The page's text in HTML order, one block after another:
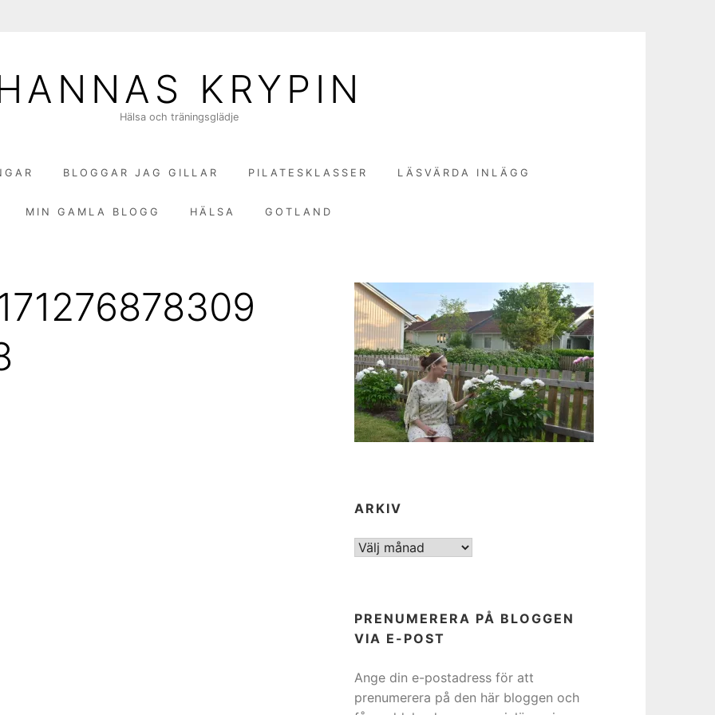
KRYPIN
Hälsa och träningsglädje
BLOGGAR JAG GILLAR PILATESKLASSER LÄSVÄRDA INLÄGG
MIN GAMLA BLOGG HÄLSA GOTLAND
ARKIV
ARKIV
PRENUMERERA PÅ BLOGGEN
VIA E-POST
Ange din e-postadress för att
prenumerera på den här bloggen och